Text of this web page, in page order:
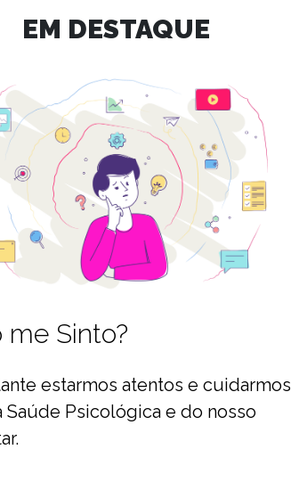
EM DESTAQUE
me Sinto?
estarmos atentos e cuidarmos
Saúde Psicológica e do nosso